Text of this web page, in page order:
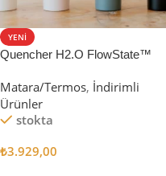
YENI
Quencher H2.O FlowState™
Matara/Termos, İndirimli
Ürünler
stokta
₺3.929,00